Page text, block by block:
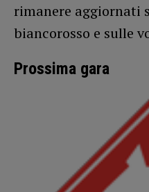
rimanere aggiornati
biancorosso e sulle
Prossima gara